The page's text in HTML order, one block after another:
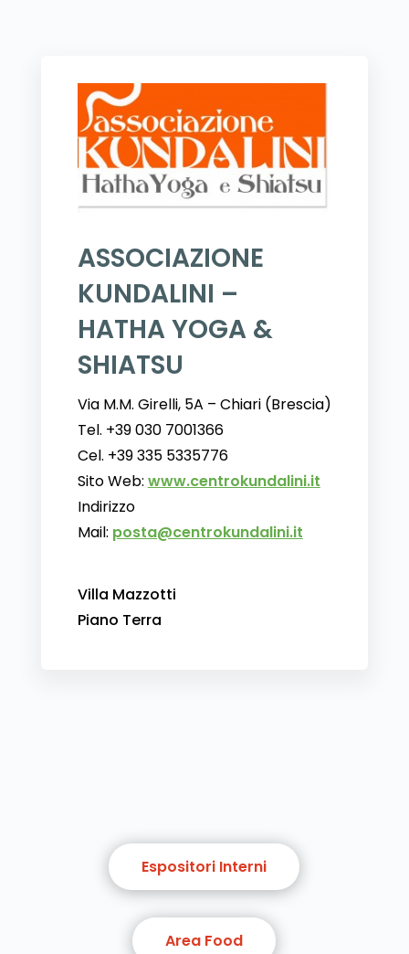
ASSOCIAZIONE
KUNDALINI –
HATHA YOGA &
SHIATSU
Via M.M. Girelli, 5A – Chiari (Brescia)
Tel. +39 030 7001366
Cel. +39 335 5335776
Sito Web: www.centrokundalini.it
Indirizzo
Mail: posta@centrokundalini.it
Villa Mazzotti
Piano Terra
Espositori Interni
Area Food